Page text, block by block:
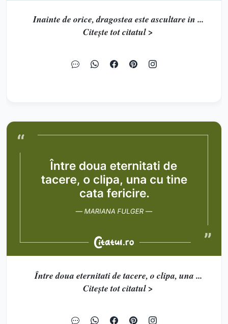
Inainte de orice, dragostea este ascultare in ...
Citește tot citatul >
Între doua eternitati de tacere, o clipa, una ...
Citește tot citatul >